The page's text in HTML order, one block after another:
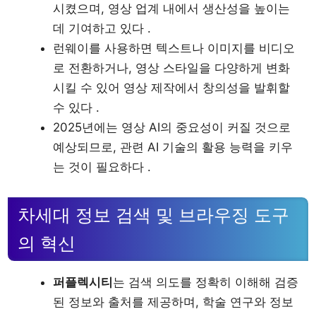
시켰으며, 영상 업계 내에서 생산성을 높이는
데 기여하고 있다 .
런웨이를 사용하면 텍스트나 이미지를 비디오
로 전환하거나, 영상 스타일을 다양하게 변화
시킬 수 있어 영상 제작에서 창의성을 발휘할
수 있다 .
2025년에는 영상 AI의 중요성이 커질 것으로
예상되므로, 관련 AI 기술의 활용 능력을 키우
는 것이 필요하다 .
차세대 정보 검색 및 브라우징 도구
의 혁신
퍼플렉시티 는 검색 의도를 정확히 이해해 검증
된 정보와 출처를 제공하며, 학술 연구와 정보